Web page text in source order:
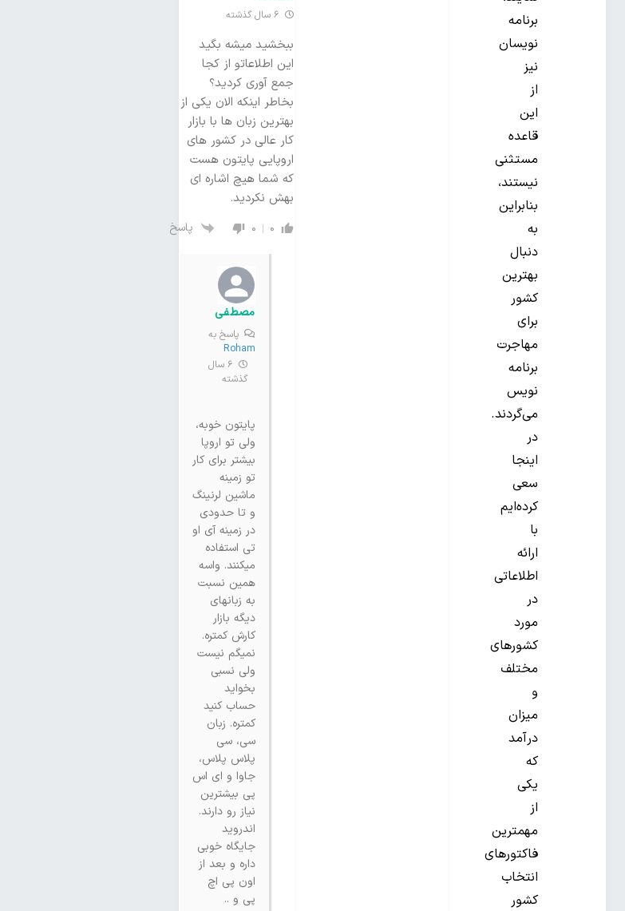
برنامه
نویسان
نیز
از
این
قاعده
مستثنی
نیستند،
بنابراین
به
دنبال
بهترین
کشور
برای
مهاجرت
برنامه
نویس
می‌گردند.
در
اینجا
سعی
کرده‌ایم
با
ارائه
اطلاعاتی
در
مورد
کشورهای
مختلف
و
میزان
درآمد
که
یکی
از
مهمترین
فاکتورهای
انتخاب
کشور
6 سال گذشته
ببخشید میشه بگید
این اطلاعاتو از کجا
جمع آوری کردید؟
بخاطر اینکه الان یکی از
بهترین زبان ها با بازار
کار عالی در کشور های
اروپایی پایتون هست
که شما هیچ اشاره ای
بهش نکردید.
0
0 پاسخ
مصطفی
پاسخ به
Roham
6 سال
گذشته
پایتون خوبه،
ولی تو اروپا
بیشتر برای کار
تو زمینه
ماشین لرنینگ
و تا حدودی
در زمینه آی او
تی استفاده
میکنند. واسه
همین نسبت
به زبانهای
دیگه بازار
کارش کمتره.
نمیگم نیست
ولی نسبی
بخواید
حساب کنید
کمتره. زبان
سی، سی
پلاس پلاس،
جاوا و ای اس
پی بیشترین
نیاز رو دارند.
اندروید
جایگاه خوبی
داره و بعد از
اون پی اچ
پی و ..